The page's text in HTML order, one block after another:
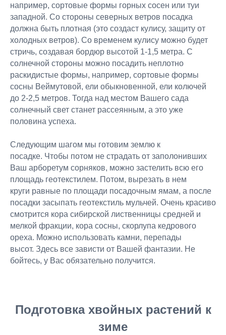
например, сортовые формы горных сосен или туи
западной. Со стороны северных ветров посадка
должна быть плотная (это создаст кулису, защиту от
холодных ветров). Со временем кулису можно будет
стричь, создавая бордюр высотой 1-1,5 метра. С
солнечной стороны можно посадить неплотно
раскидистые формы, например, сортовые формы
сосны Веймутовой, ели обыкновенной, ели колючей
до 2-2,5 метров. Тогда над местом Вашего сада
солнечный свет станет рассеянным, а это уже
половина успеха.
Следующим шагом мы готовим землю к
посадке. Чтобы потом не страдать от заполонивших
Ваш арборетум сорняков, можно застелить всю его
площадь геотекстилем. Потом, вырезать в нем
круги равные по площади посадочным ямам, а после
посадки засыпать геотекстиль мульчей. Очень красиво
смотрится кора сибирской лиственницы средней и
мелкой фракции, кора сосны, скорлупа кедрового
ореха. Можно использовать камни, перепады
высот. Здесь все зависти от Вашей фантазии. Не
бойтесь, у Вас обязательно получится.
Подготовка хвойных растений к
зиме